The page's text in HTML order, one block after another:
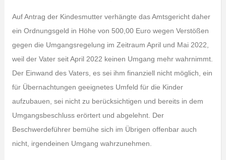
Auf Antrag der Kindesmutter verhängte das Amtsgericht daher
ein Ordnungsgeld in Höhe von 500,00 Euro wegen Verstößen
gegen die Umgangsregelung im Zeitraum April und Mai 2022,
weil der Vater seit April 2022 keinen Umgang mehr wahrnimmt.
Der Einwand des Vaters, es sei ihm finanziell nicht möglich, ein
für Übernachtungen geeignetes Umfeld für die Kinder
aufzubauen, sei nicht zu berücksichtigen und bereits in dem
Umgangsbeschluss erörtert und abgelehnt. Der
Beschwerdeführer bemühe sich im Übrigen offenbar auch
nicht, irgendeinen Umgang wahrzunehmen.